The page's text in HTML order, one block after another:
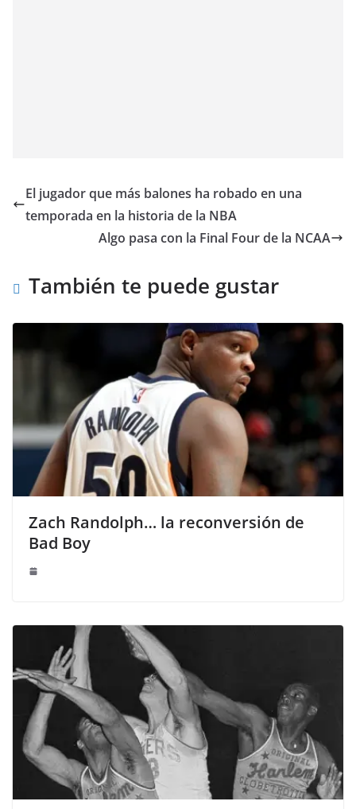
El jugador que más balones ha robado en una
temporada en la historia de la NBA
Algo pasa con la Final Four de la NCAA
También te puede gustar
Zach Randolph… la reconversión de
Bad Boy